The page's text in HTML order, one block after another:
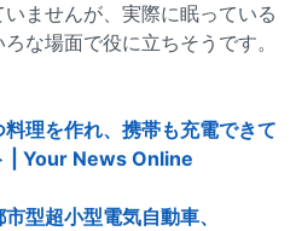
ませんが、実際に眠っている
な場面で役に立ちそうです。
理を作れ、携帯も充電できて
| Your News Online
型超小型電気自動車、